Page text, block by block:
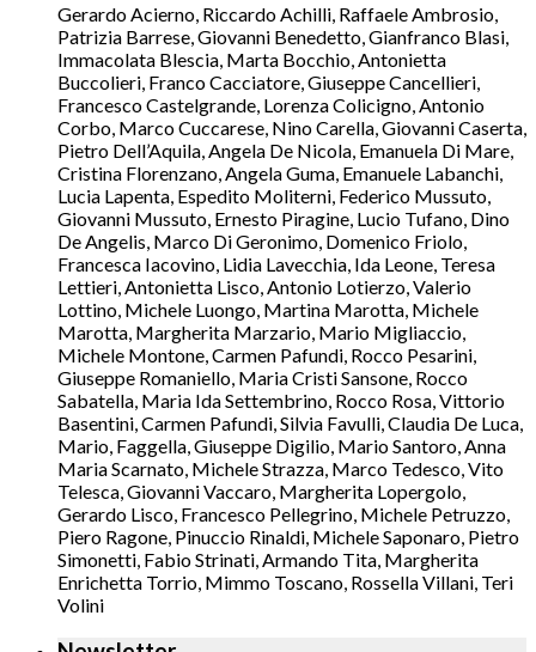
Gerardo Acierno, Riccardo Achilli, Raffaele Ambrosio,
Patrizia Barrese, Giovanni Benedetto, Gianfranco Blasi,
Immacolata Blescia, Marta Bocchio, Antonietta
Buccolieri, Franco Cacciatore, Giuseppe Cancellieri,
Francesco Castelgrande, Lorenza Colicigno, Antonio
Corbo, Marco Cuccarese, Nino Carella, Giovanni Caserta,
Pietro Dell’Aquila, Angela De Nicola, Emanuela Di Mare,
Cristina Florenzano, Angela Guma, Emanuele Labanchi,
Lucia Lapenta, Espedito Moliterni, Federico Mussuto,
Giovanni Mussuto, Ernesto Piragine, Lucio Tufano, Dino
De Angelis, Marco Di Geronimo, Domenico Friolo,
Francesca Iacovino, Lidia Lavecchia, Ida Leone, Teresa
Lettieri, Antonietta Lisco, Antonio Lotierzo, Valerio
Lottino, Michele Luongo, Martina Marotta, Michele
Marotta, Margherita Marzario, Mario Migliaccio,
Michele Montone, Carmen Pafundi, Rocco Pesarini,
Giuseppe Romaniello, Maria Cristi Sansone, Rocco
Sabatella, Maria Ida Settembrino, Rocco Rosa, Vittorio
Basentini, Carmen Pafundi, Silvia Favulli, Claudia De Luca,
Mario, Faggella, Giuseppe Digilio, Mario Santoro, Anna
Maria Scarnato, Michele Strazza, Marco Tedesco, Vito
Telesca, Giovanni Vaccaro, Margherita Lopergolo,
Gerardo Lisco, Francesco Pellegrino, Michele Petruzzo,
Piero Ragone, Pinuccio Rinaldi, Michele Saponaro, Pietro
Simonetti, Fabio Strinati, Armando Tita, Margherita
Enrichetta Torrio, Mimmo Toscano, Rossella Villani, Teri
Volini